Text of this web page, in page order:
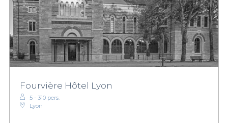
Fourvière Hôtel Lyon
5 - 310 pers.
Lyon